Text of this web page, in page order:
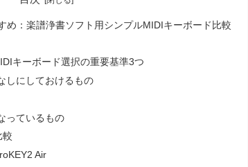
め：楽譜浄書ソフト用シンプルMIDIキーボード比較
キーボード選択の重要基準3つ
しにしておけるもの
っているもの
較
Air